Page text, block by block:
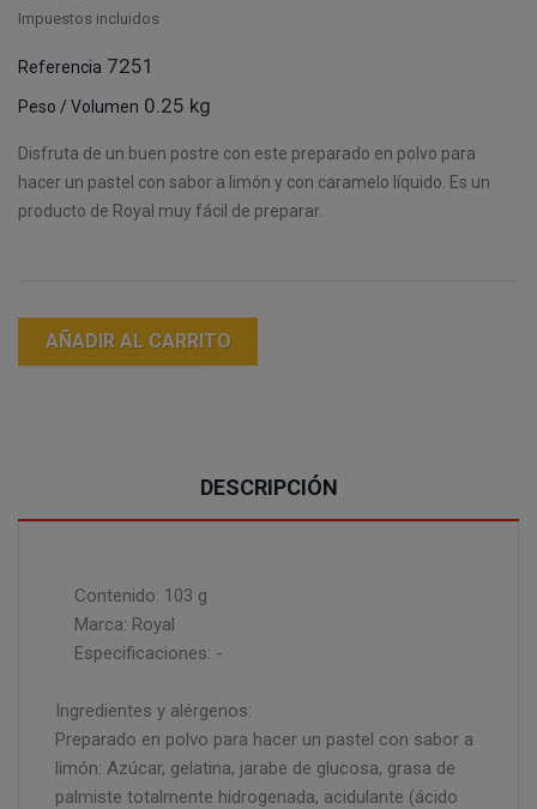
Impuestos incluidos
Referencia 7251
Peso / Volumen 0.25 kg
Disfruta de un buen postre con este preparado en polvo para
hacer un pastel con sabor a limón y con caramelo líquido. Es un
producto de Royal muy fácil de preparar.
AÑADIR AL CARRITO
DESCRIPCIÓN
Contenido: 103 g
Marca: Royal
Especificaciones: -
Ingredientes y alérgenos:
Preparado en polvo para hacer un pastel con sabor a
limón: Azúcar, gelatina, jarabe de glucosa, grasa de
palmiste totalmente hidrogenada, acidulante (ácido